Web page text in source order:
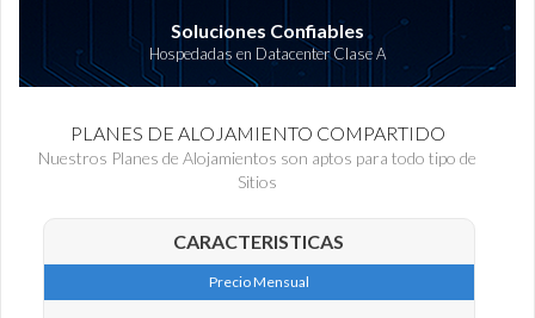
Soluciones Confiables
Hospedadas en Datacenter Clase A
PLANES DE ALOJAMIENTO COMPARTIDO
Nuestros Planes de Alojamientos son aptos para todo tipo de
Sitios
CARACTERISTICAS
Precio Mensual